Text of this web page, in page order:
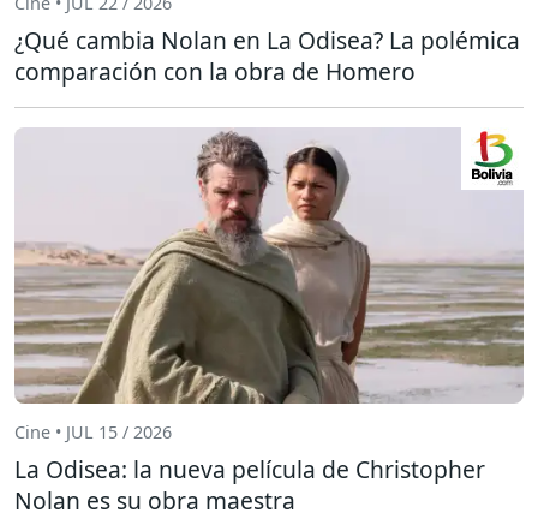
¿Qué cambia Nolan en La Odisea? La polémica
comparación con la obra de Homero
Cine • JUL 15 / 2026
La Odisea: la nueva película de Christopher
Nolan es su obra maestra